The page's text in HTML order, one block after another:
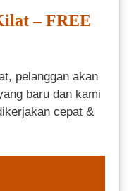
– FREE
pelanggan akan
baru dan kami
cepat &